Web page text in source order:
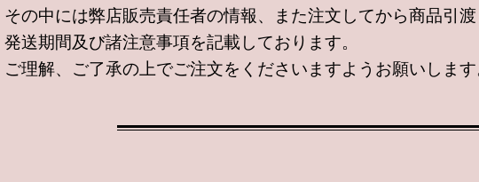
その中には弊店販売責任者の情報、また注文してから商品引渡
発送期間及び諸注意事項を記載しております。
ご理解、ご了承の上でご注文をくださいますようお願いします